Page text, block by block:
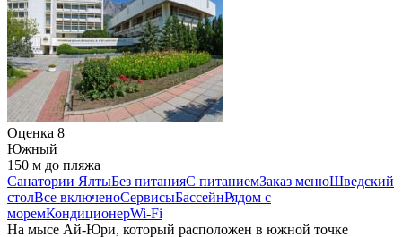
Оценка 8
Южный
150 м до пляжа
Санатории ЯлтыБез питанияС питаниемЗаказ менюШведский
столВсе включеноСервисыБассейнРядом с
моремКондиционерWi-Fi
На мысе Ай-Юри, который расположен в южной точке